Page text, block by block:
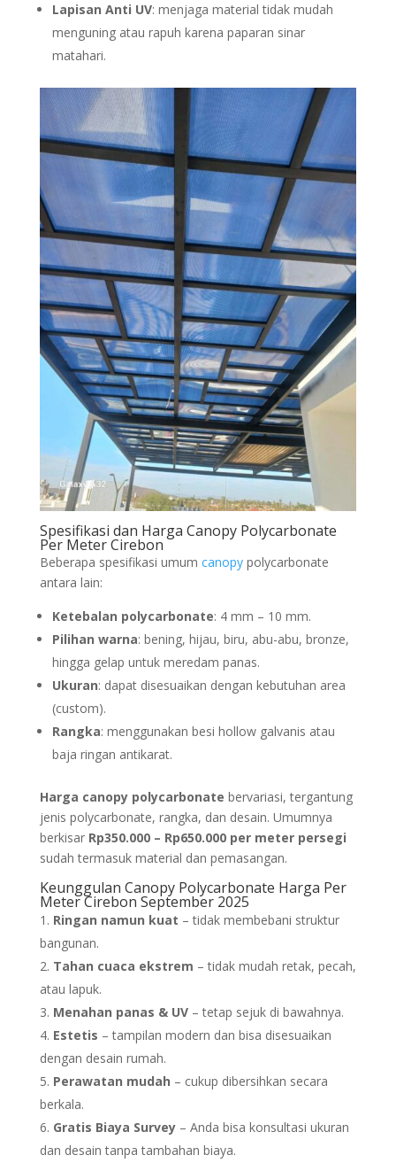
Lapisan Anti UV: menjaga material tidak mudah
menguning atau rapuh karena paparan sinar
matahari.
Spesifikasi dan Harga Canopy Polycarbonate
Per Meter Cirebon
Beberapa spesifikasi umum canopypolycarbonate
antara lain:
Ketebalan polycarbonate: 4 mm – 10 mm.
Pilihan warna: bening, hijau, biru, abu-abu, bronze,
hingga gelap untuk meredam panas.
Ukuran: dapat disesuaikan dengan kebutuhan area
(custom).
Rangka: menggunakan besi hollow galvanis atau
baja ringan antikarat.
Harga canopy polycarbonate bervariasi, tergantung
jenis polycarbonate, rangka, dan desain. Umumnya
berkisar Rp350.000 – Rp650.000 per meter persegi
sudah termasuk material dan pemasangan.
Keunggulan Canopy Polycarbonate Harga Per
Meter Cirebon September 2025
Ringan namun kuat – tidak membebani struktur
bangunan.
Tahan cuaca ekstrem – tidak mudah retak, pecah,
atau lapuk.
Menahan panas & UV– tetap sejuk di bawahnya.
Estetis – tampilan modern dan bisa disesuaikan
dengan desain rumah.
Perawatan mudah – cukup dibersihkan secara
berkala.
Gratis Biaya Survey– Anda bisa konsultasi ukuran
dan desain tanpa tambahan biaya.